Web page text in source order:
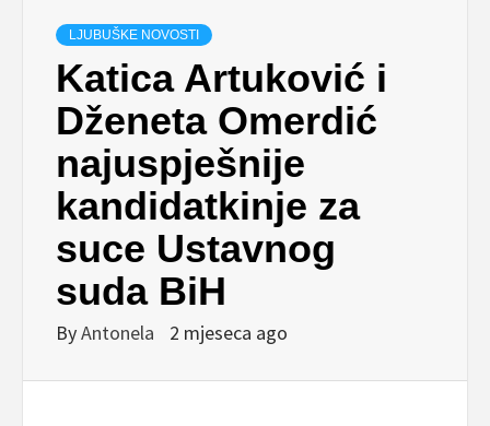
LJUBUŠKE NOVOSTI
Katica Artuković i
Dženeta Omerdić
najuspješnije
kandidatkinje za
suce Ustavnog
suda BiH
ByAntonela 2 mjeseca ago